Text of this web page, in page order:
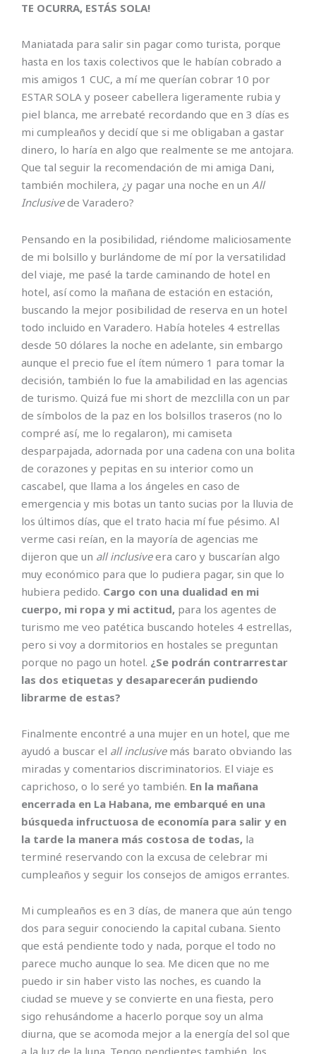
TE OCURRA, ESTÁS SOLA!
Maniatada para salir sin pagar como turista, porque
hasta en los taxis colectivos que le habían cobrado a
mis amigos 1 CUC, a mí me querían cobrar 10 por
ESTAR SOLA y poseer cabellera ligeramente rubia y
piel blanca, me arrebaté recordando que en 3 días es
mi cumpleaños y decidí que si me obligaban a gastar
dinero, lo haría en algo que realmente se me antojara.
Que tal seguir la recomendación de mi amiga Dani,
también mochilera, ¿y pagar una noche en un All
Inclusivede Varadero?
Pensando en la posibilidad, riéndome maliciosamente
de mi bolsillo y burlándome de mí por la versatilidad
del viaje, me pasé la tarde caminando de hotel en
hotel, así como la mañana de estación en estación,
buscando la mejor posibilidad de reserva en un hotel
todo incluido en Varadero. Había hoteles 4 estrellas
desde 50 dólares la noche en adelante, sin embargo
aunque el precio fue el ítem número 1 para tomar la
decisión, también lo fue la amabilidad en las agencias
de turismo. Quizá fue mi short de mezclilla con un par
de símbolos de la paz en los bolsillos traseros (no lo
compré así, me lo regalaron), mi camiseta
desparpajada, adornada por una cadena con una bolita
de corazones y pepitas en su interior como un
cascabel, que llama a los ángeles en caso de
emergencia y mis botas un tanto sucias por la lluvia de
los últimos días, que el trato hacia mí fue pésimo. Al
verme casi reían, en la mayoría de agencias me
dijeron que un all inclusiveera caro y buscarían algo
muy económico para que lo pudiera pagar, sin que lo
hubiera pedido. Cargo con una dualidad en mi
cuerpo, mi ropa y mi actitud, para los agentes de
turismo me veo patética buscando hoteles 4 estrellas,
pero si voy a dormitorios en hostales se preguntan
porque no pago un hotel. ¿Se podrán contrarrestar
las dos etiquetas y desaparecerán pudiendo
librarme de estas?
Finalmente encontré a una mujer en un hotel, que me
ayudó a buscar el all inclusivemás barato obviando las
miradas y comentarios discriminatorios. El viaje es
caprichoso, o lo seré yo también. En la mañana
encerrada en La Habana, me embarqué en una
búsqueda infructuosa de economía para salir y en
la tarde la manera más costosa de todas, la
terminé reservando con la excusa de celebrar mi
cumpleaños y seguir los consejos de amigos errantes.
Mi cumpleaños es en 3 días, de manera que aún tengo
dos para seguir conociendo la capital cubana. Siento
que está pendiente todo y nada, porque el todo no
parece mucho aunque lo sea. Me dicen que no me
puedo ir sin haber visto las noches, es cuando la
ciudad se mueve y se convierte en una fiesta, pero
sigo rehusándome a hacerlo porque soy un alma
diurna, que se acomoda mejor a la energía del sol que